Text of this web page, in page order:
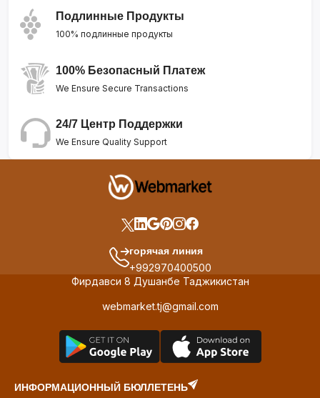
Подлинные Продукты
100% подлинные продукты
100% Безопасный Платеж
We Ensure Secure Transactions
24/7 Центр Поддержки
We Ensure Quality Support
горячая линия
+992970400500
Фирдавси 8 Душанбе Таджикистан
webmarket.tj@gmail.com
ИНФОРМАЦИОННЫЙ БЮЛЛЕТЕНЬ